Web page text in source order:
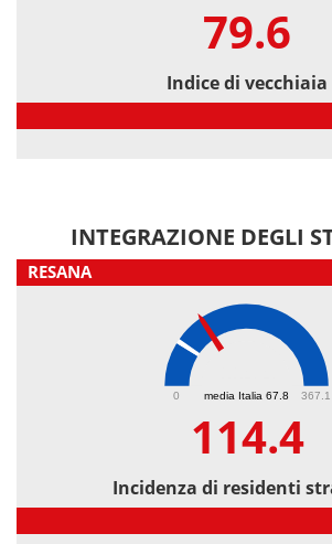
79.6
Indice di vecchiaia
INTEGRAZIONE DEGLI
RESANA
media Italia 67.8
0 367.1
114.4
Incidenza di residenti